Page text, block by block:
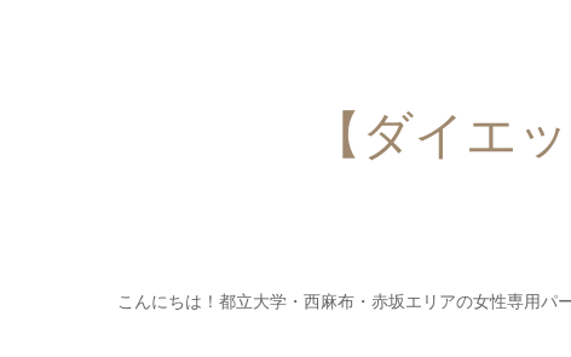
【ダイエ
こんにちは！都立大学・西麻布・赤坂エリアの女性専用パ